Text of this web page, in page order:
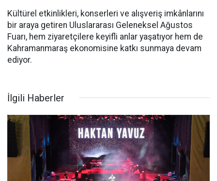
Kültürel etkinlikleri, konserleri ve alışveriş imkânlarını
bir araya getiren Uluslararası Geleneksel Ağustos
Fuarı, hem ziyaretçilere keyifli anlar yaşatıyor hem de
Kahramanmaraş ekonomisine katkı sunmaya devam
ediyor.
İlgili Haberler